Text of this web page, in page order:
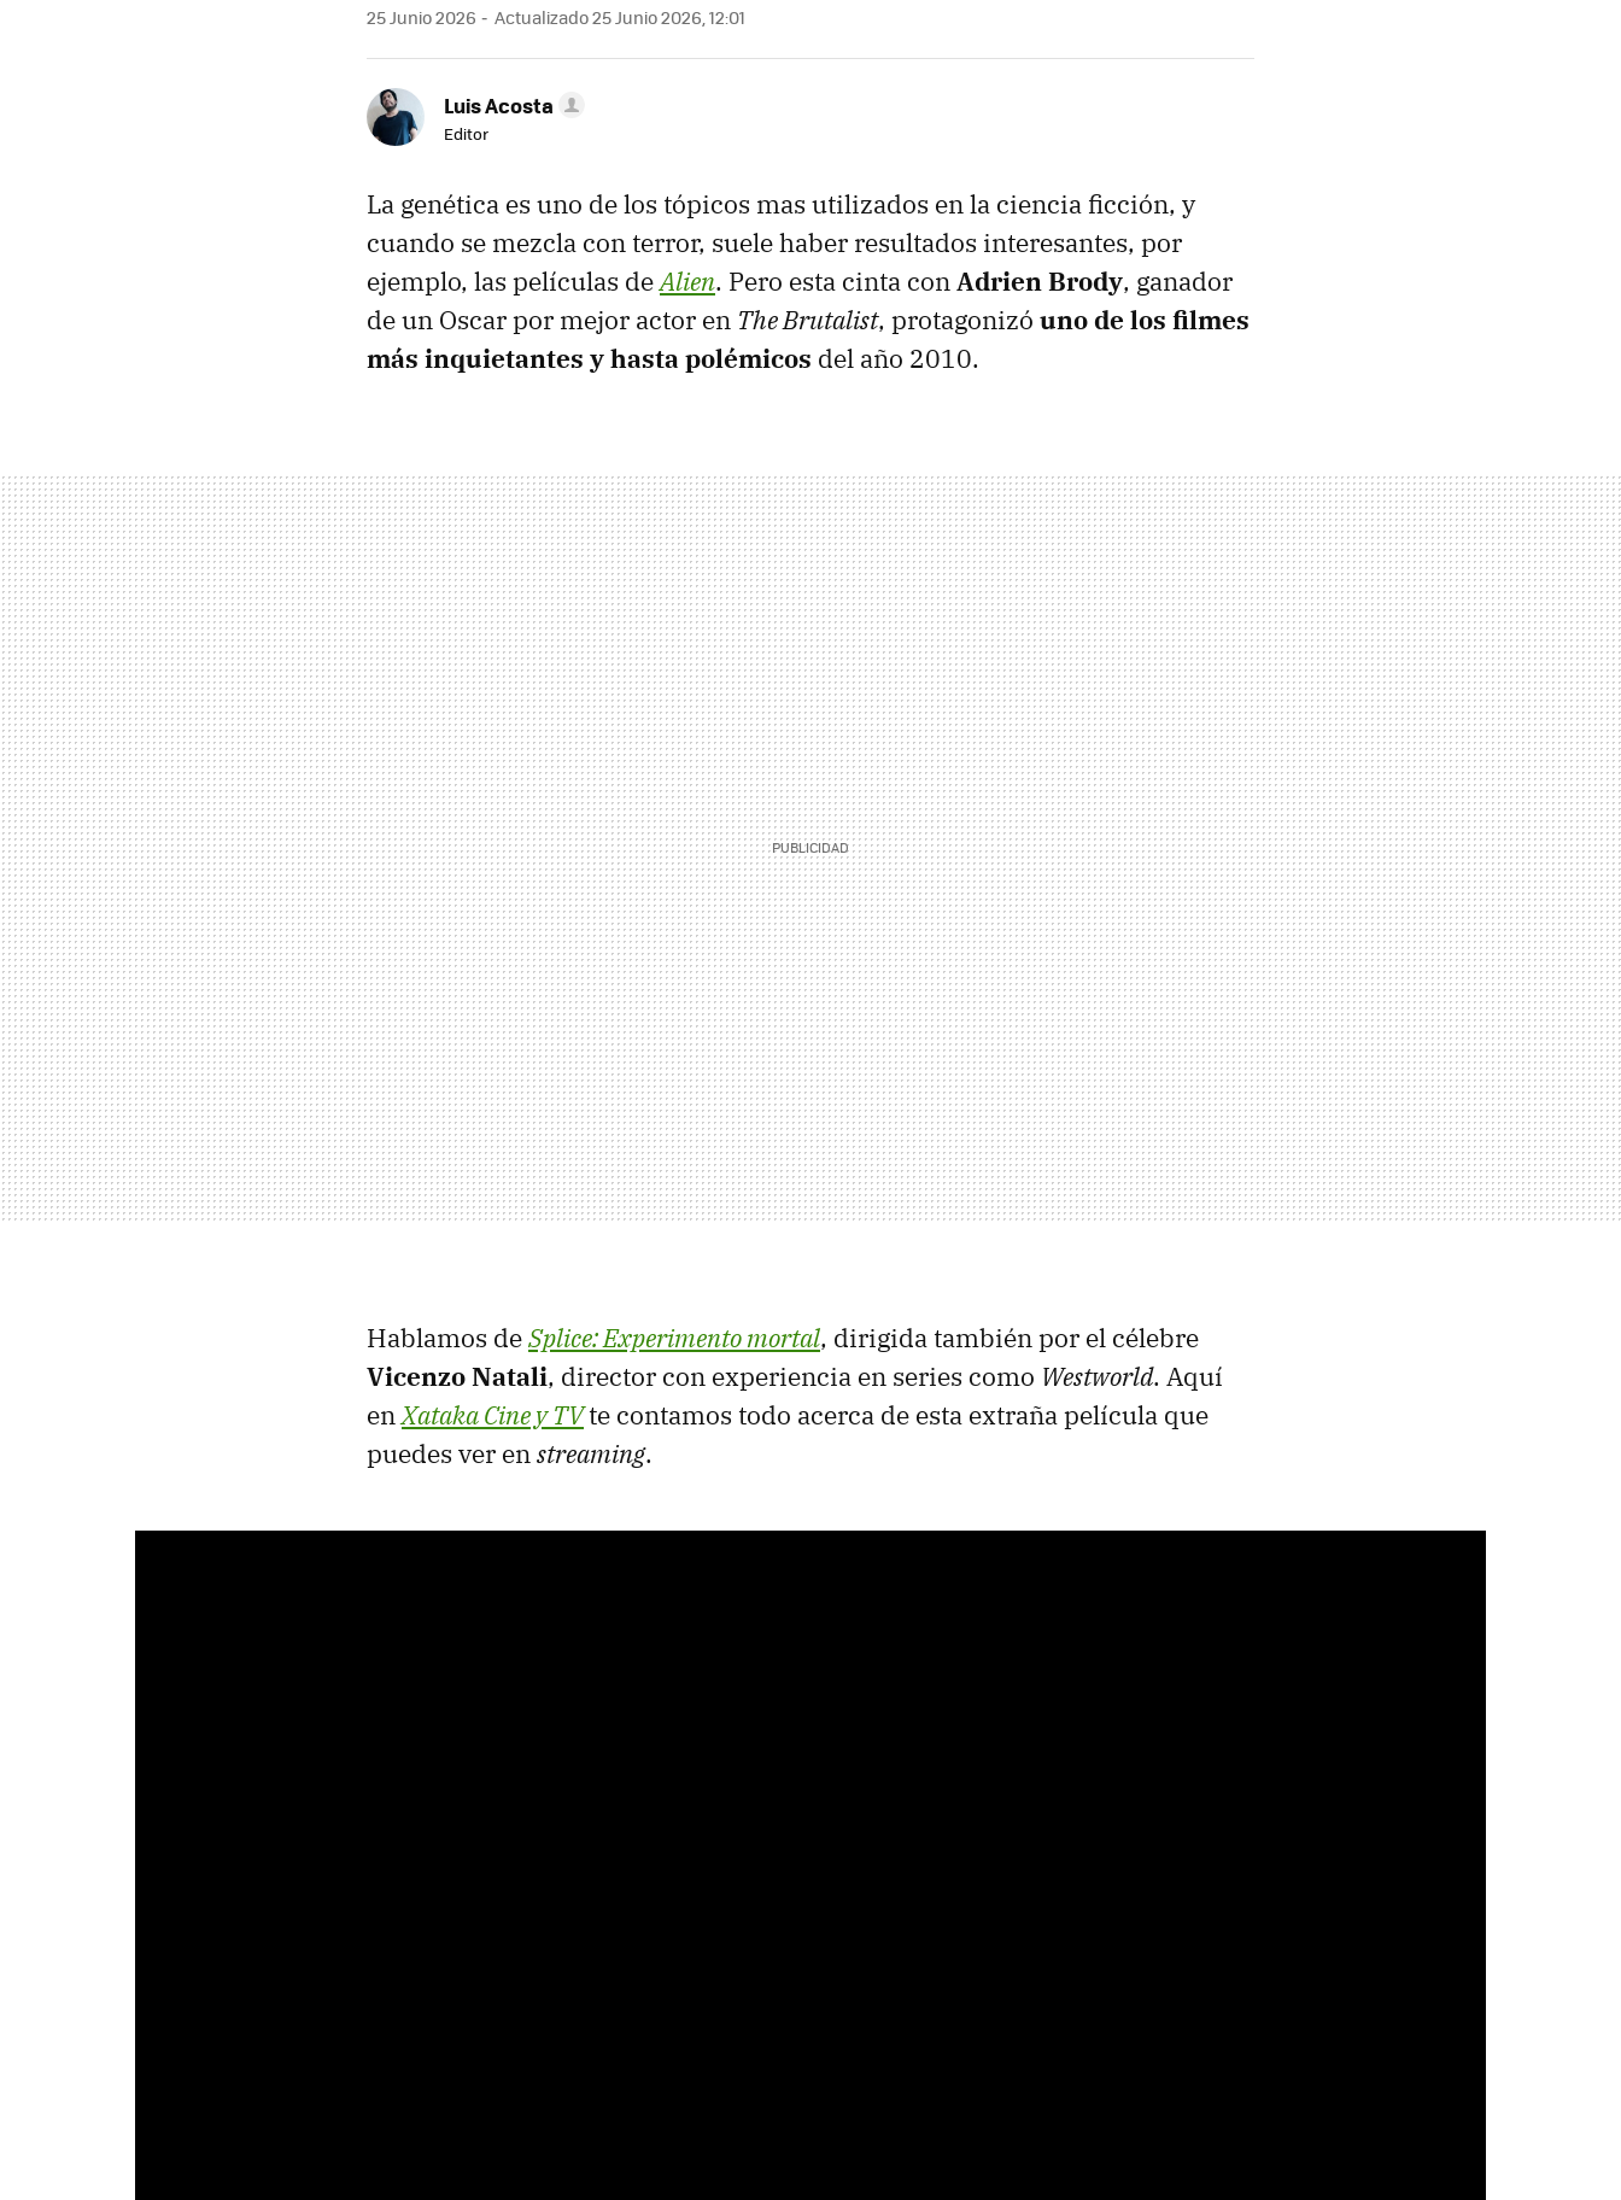
25 Junio 2026 Actualizado 25 Junio 2026, 12:01
Luis Acosta
Editor
La genética es uno de los tópicos mas utilizados en la ciencia ficción, y
cuando se mezcla con terror, suele haber resultados interesantes, por
ejemplo, las películas deAlien. Pero esta cinta conAdrien Brody, ganador
de un Oscar por mejor actor en The Brutalist, protagonizó uno de los filmes
más inquietantes y hasta polémicos del año 2010.
Hablamos deSplice: Experimento mortal, dirigida también por el célebre
Vicenzo Natali, director con experiencia en series como Westworld. Aquí
enXataka Cine y TVte contamos todo acerca de esta extraña película que
puedes ver enstreaming.